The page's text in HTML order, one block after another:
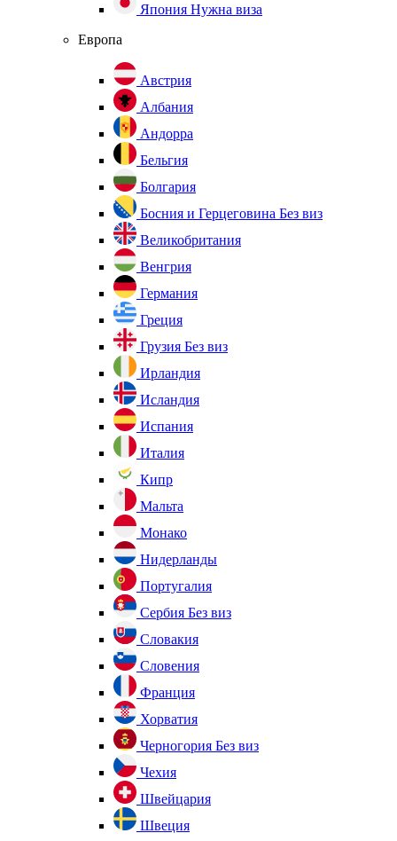
Япония Нужна виза
Европа
Австрия
Албания
Андорра
Бельгия
Болгария
Босния и Герцеговина Без виз
Великобритания
Венгрия
Германия
Греция
Грузия Без виз
Ирландия
Исландия
Испания
Италия
Кипр
Мальта
Монако
Нидерланды
Португалия
Сербия Без виз
Словакия
Словения
Франция
Хорватия
Черногория Без виз
Чехия
Швейцария
Швеция